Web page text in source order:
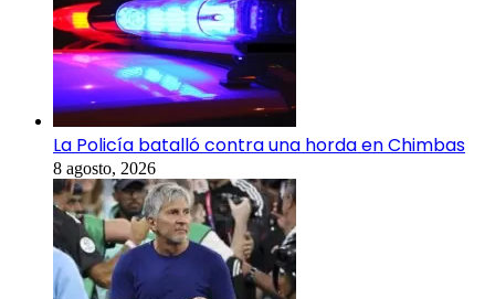
La Policía batalló contra una horda en Chimbas
8 agosto, 2026